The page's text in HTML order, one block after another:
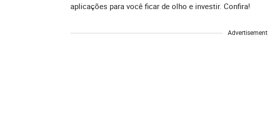
aplicações para você ficar de olho e investir. Confira!
Advertisement